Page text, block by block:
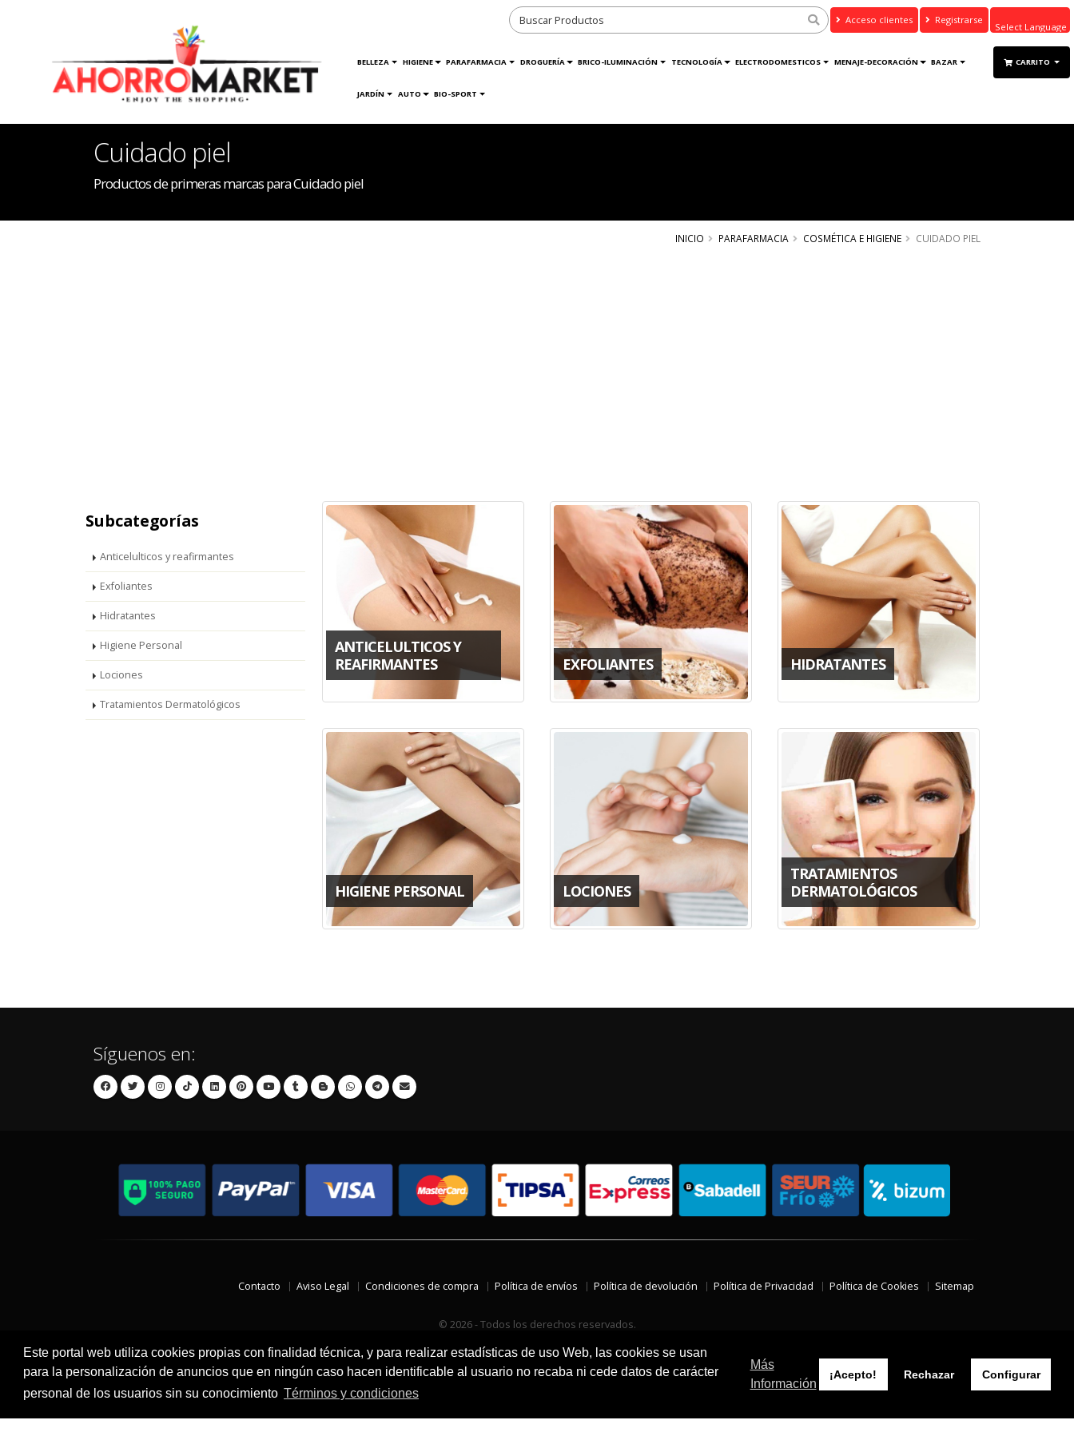
Este portal web utiliza cookies propias con finalidad técnica, y para realizar estadísticas de uso Web, las cookies se usan
para la personalización de anuncios que en ningún caso hacen identificable al usuario no recaba ni cede datos de carácter
personal de los usuarios sin su conocimiento Términos y condiciones
Más
Información
¡Acepto! Rechazar Configurar
Acceso clientes Registrarse
Powered by
Translate
BELLEZA HIGIENE PARAFARMACIA DROGUERÍA BRICO-ILUMINACIÓN TECNOLOGÍA ELECTRODOMESTICOS MENAJE-DECORACIÓN BAZAR
JARDÍN AUTO BIO-SPORT
CARRITO
Cuidado piel
Productos de primeras marcas para Cuidado piel
INICIO PARAFARMACIA COSMÉTICA E HIGIENE CUIDADO PIEL
Subcategorías
Anticelulticos y reafirmantes
Exfoliantes
Hidratantes
Higiene Personal
Lociones
Tratamientos Dermatológicos
ANTICELULTICOS Y
REAFIRMANTES
EXFOLIANTES HIDRATANTES
HIGIENE PERSONAL LOCIONES
TRATAMIENTOS
DERMATOLÓGICOS
Síguenos en:
Contacto Aviso Legal Condiciones de compra Política de envíos Política de devolución Política de Privacidad Política de Cookies Sitemap
© 2026 - Todos los derechos reservados.